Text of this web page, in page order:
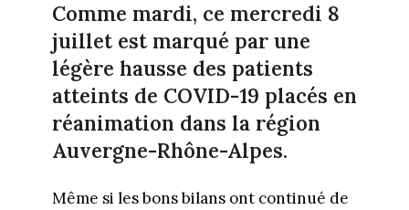
Comme mardi, ce mercredi 8
juillet est marqué par une
légère hausse des patients
atteints de COVID-19 placés en
réanimation dans la région
Auvergne-Rhône-Alpes.
Même si les bons bilans ont continué de